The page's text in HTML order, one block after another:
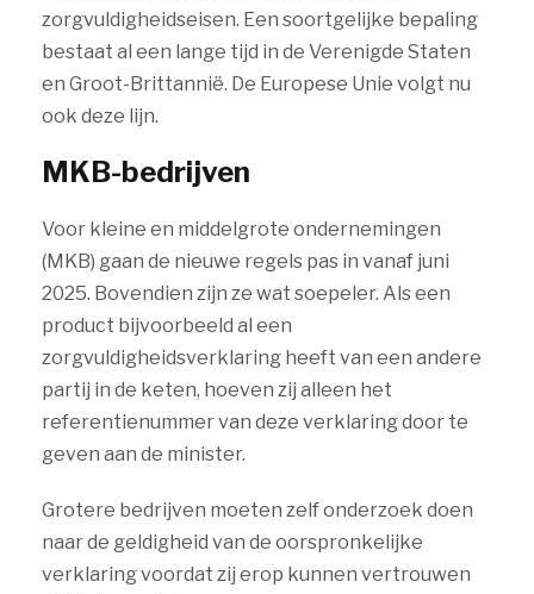
zorgvuldigheidseisen. Een soortgelijke bepaling
bestaat al een lange tijd in de Verenigde Staten
en Groot-Brittannië. De Europese Unie volgt nu
ook deze lijn.
MKB-bedrijven
Voor kleine en middelgrote ondernemingen
(MKB) gaan de nieuwe regels pas in vanaf juni
2025. Bovendien zijn ze wat soepeler. Als een
product bijvoorbeeld al een
zorgvuldigheidsverklaring heeft van een andere
partij in de keten, hoeven zij alleen het
referentienummer van deze verklaring door te
geven aan de minister.
Grotere bedrijven moeten zelf onderzoek doen
naar de geldigheid van de oorspronkelijke
verklaring voordat zij erop kunnen vertrouwen